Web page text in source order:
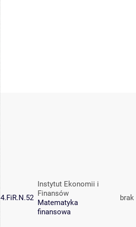
4.FiR.N.52
Instytut Ekonomii i
Finansów
Matematyka
finansowa
brak